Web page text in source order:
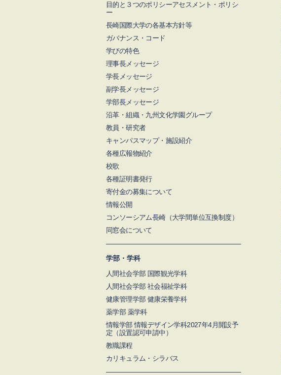
目的と３つのポリシーアセスメント・ポリシ
ー
長崎国際大学の各基本方針等
ガバナンス・コード
学びの特色
理事長メッセージ
学長メッセージ
副学長メッセージ
学部長メッセージ
沿革・組織・九州文化学園グループ
教員・研究者
キャンパスマップ・施設紹介
各種広報物紹介
校歌
各種証明書発行
寄付金の募集について
情報公開
コンソーシアム長崎（大学間単位互換制度）
同窓会について
学部・学科
人間社会学部 国際観光学科
人間社会学部 社会福祉学科
健康管理学部 健康栄養学科
薬学部 薬学科
情報学部 情報デザイン学科2027年4月開設予
定（設置認可申請中）
教職課程
カリキュラム・シラバス